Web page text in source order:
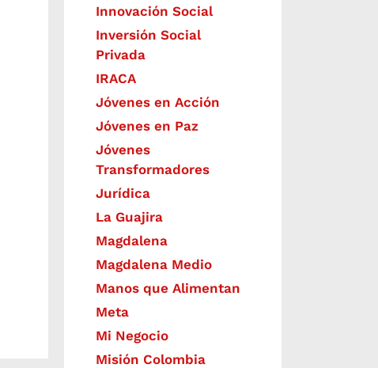
​Innovación Social
Inversión Social
Privada
IRACA
Jóvenes en Acción
Jóvenes en Paz
Jóvenes
Transformadores
Jurídica
La Guajira
Magdalena
Magdalena Medio
Manos que Alimentan
Meta
Mi Negocio
Misión Colombia